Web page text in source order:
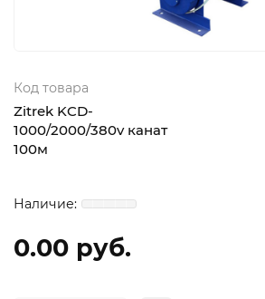
Код товара
Zitrek KCD-
1000/2000/380v канат
100м
0.00 руб.